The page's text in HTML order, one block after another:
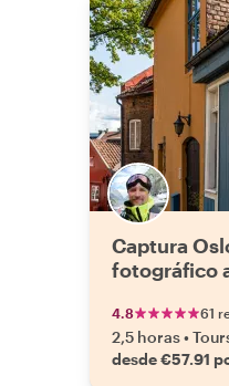
Captura
fotográfico
4.8 61
2,5 horas•
desde €57.91